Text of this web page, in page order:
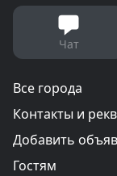
Чат
Все города
Контакты и
Добавить
Гостям